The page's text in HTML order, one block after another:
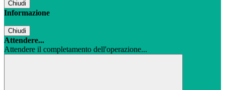
Chiudi
Informazione
Chiudi
Attendere...
Attendere il completamento dell'operazione...